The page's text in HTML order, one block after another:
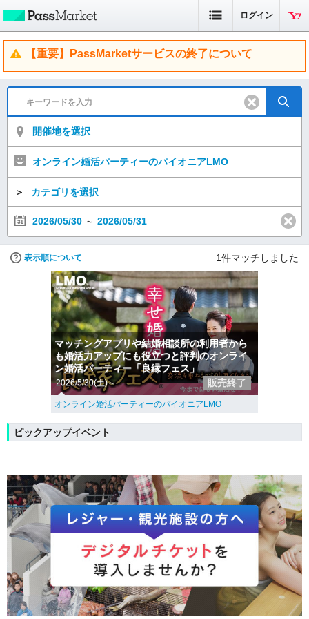
ログイン
【重要】PassMarketサービスの終了について
開催地を選択
オンライン婚活パーティーのパイオニアLMO
＞ カテゴリを選択
2026/05/30 ～ 2026/05/31
表示順について 1件マッチしました
マッチングアプリや結婚相談所の利用者から
も婚活力アップにも役立つと評判のオンライ
ン婚活パーティー「良縁フェス」
2026/5/30(土)～ 販売終了
オンライン婚活パーティーのパイオニアLMO
ピックアップイベント